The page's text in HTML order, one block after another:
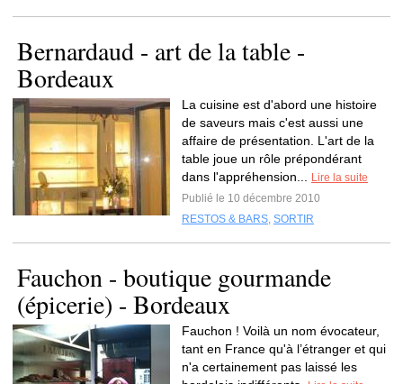
Bernardaud - art de la table -
Bordeaux
La cuisine est d'abord une histoire
de saveurs mais c'est aussi une
affaire de présentation. L'art de la
table joue un rôle prépondérant
dans l'appréhension...
Lire la suite
Publié le 10 décembre 2010
RESTOS & BARS, SORTIR
Fauchon - boutique gourmande
(épicerie) - Bordeaux
Fauchon ! Voilà un nom évocateur,
tant en France qu'à l’étranger et qui
n'a certainement pas laissé les